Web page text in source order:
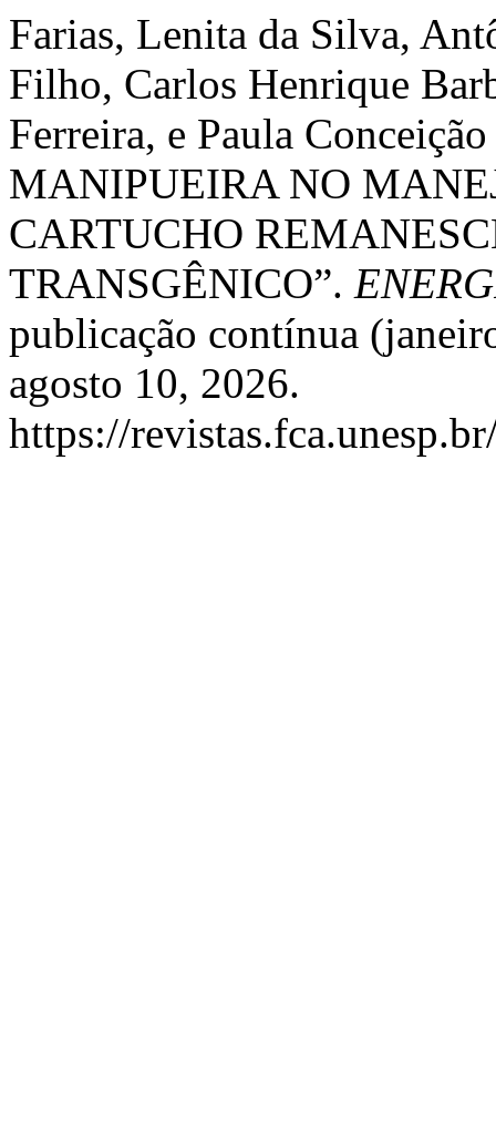
Farias, Lenita da Silva,
Filho, Carlos Henrique
Ferreira, e Paula
MANIPUEIRA NO
CARTUCHO
TRANSGÊNICO”.
publicação contínua
agosto 10, 2026.
https://